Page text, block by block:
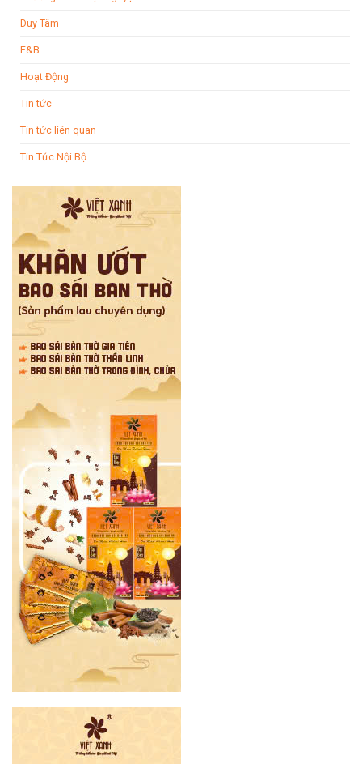
Duy Tâm
F&B
Hoạt Động
Tin tức
Tin tức liên quan
Tin Tức Nội Bộ